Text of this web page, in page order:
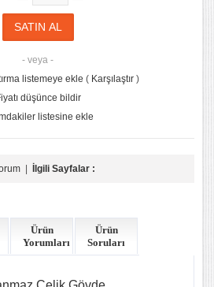
- veya -
listemeye ekle ( Karşılaştır )
düşünce bildir
listesine ekle
| İlgili Sayfalar :
Ürün
Yorumları
Ürün
Soruları